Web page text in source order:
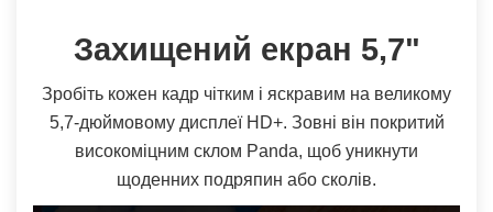
Захищений екран 5,7"
Зробіть кожен кадр чітким і яскравим на великому
5,7-дюймовому дисплеї HD+. Зовні він покритий
високоміцним склом Panda, щоб уникнути
щоденних подряпин або сколів.